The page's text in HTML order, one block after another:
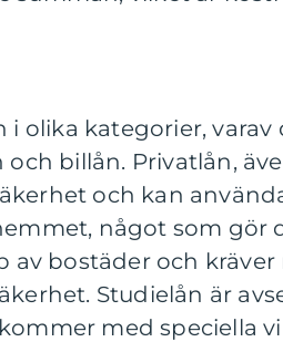
i olika kategorier,
och billån. Privatlån,
och kan
något som gör
av bostäder och
Studielån är
med speciella